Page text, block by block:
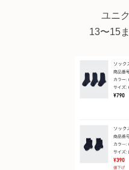
ユニ
13〜15